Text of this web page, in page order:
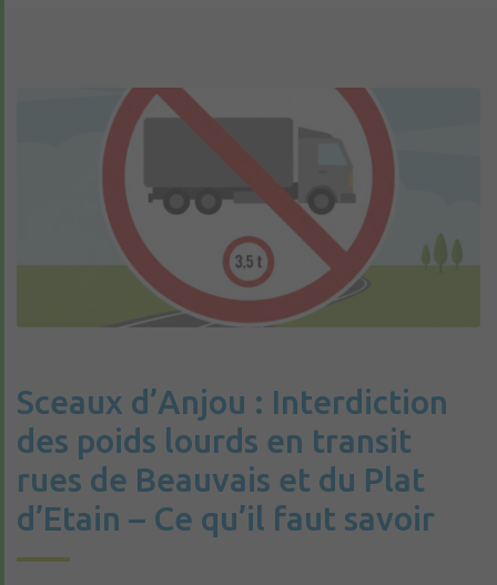
Sceaux d’Anjou : Interdiction
des poids lourds en transit
rues de Beauvais et du Plat
d’Etain – Ce qu’il faut savoir